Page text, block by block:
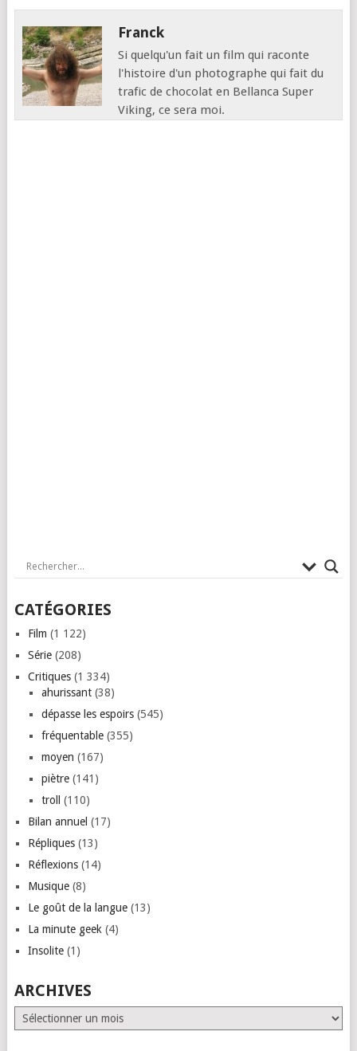
films d'action, de westerns,
de polars, de films
d'immigration...). Or, la
méta-parodie, c'est un genre
super…
Franck
Si quelqu'un fait un film qui raconte
l'histoire d'un photographe qui fait du
trafic de chocolat en Bellanca Super
Viking, ce sera moi.
CATÉGORIES
Film (1 122)
Série(208)
Critiques(1 334)
ahurissant(38)
dépasse les espoirs(545)
fréquentable(355)
moyen (167)
piètre(141)
troll
(110)
Bilan annuel (17)
Répliques(13)
Réflexions(14)
Musique(8)
Le goût de la langue(13)
La minute geek (4)
Insolite(1)
ARCHIVES
Archives